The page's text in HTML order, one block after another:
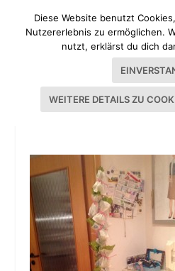
20131125-060448.JPG
Diese Website benutzt
Nutzererlebnis zu ermöglichen.
nutzt, erklärst du dich
WEITERE DETAILS ZU